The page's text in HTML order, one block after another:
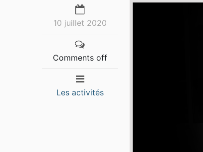
10 juillet 2020
Comments off
Les activités